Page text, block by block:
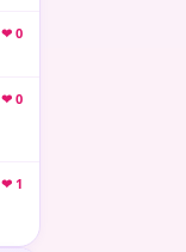
❤ 0
❤ 0
❤ 1